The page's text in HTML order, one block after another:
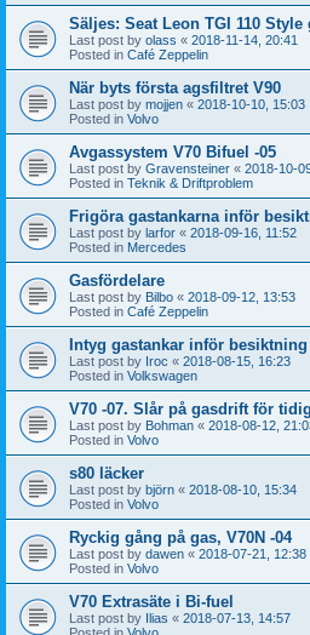
Säljes: Seat Leon TGI 110
Last post by olass « 2018-11-14, 20:41
Posted in Café Zeppelin
När byts första agsfiltret V90
Last post by mojjen « 2018-10-10, 15:03
Posted in Volvo
Avgassystem V70 Bifuel -05
Last post by Gravensteiner « 2018-10-
Posted in Teknik & Driftproblem
Frigöra gastankarna inför
Last post by larfor « 2018-09-16, 11:52
Posted in Mercedes
Gasfördelare
Last post by Bilbo « 2018-09-12, 13:53
Posted in Café Zeppelin
Intyg gastankar inför
Last post by Iroc « 2018-08-15, 16:23
Posted in Volkswagen
V70 -07. Slår på gasdrift för
Last post by Bohman « 2018-08-12,
Posted in Volvo
s80 läcker
Last post by björn « 2018-08-10, 15:34
Posted in Volvo
Ryckig gång på gas, V70N -04
Last post by dawen « 2018-07-21, 12:38
Posted in Volvo
V70 Extrasäte i Bi-fuel
Last post by Ilias « 2018-07-13, 14:57
Posted in Volvo